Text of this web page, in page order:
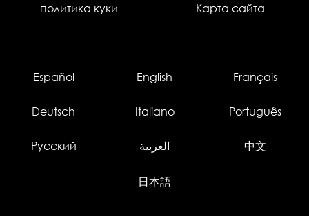
политика куки Карта сайта
Español English Français
Deutsch Italiano Português
Русский العربية 中文
日本語